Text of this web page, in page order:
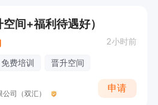
间+福利待遇好）
2小时前
免费培训 晋升空间
司（双汇）
申请